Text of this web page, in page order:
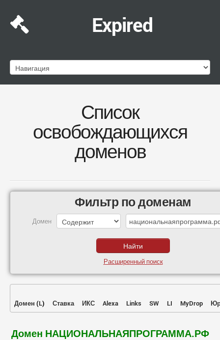
Expired
Список
освобождающихся
доменов
Фильтр по доменам
Домен
Расширенный поиск
Домен (L) Ставка ИКС Alexa Links SW LI MyDrop
Домен НАЦИОНАЛЬНАЯПРОГРАММА.РФ